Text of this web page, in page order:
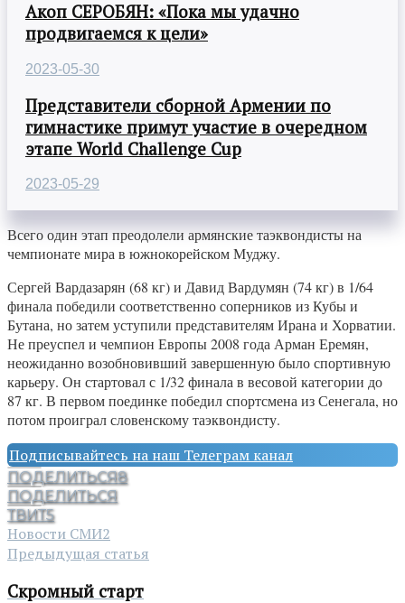
Акоп СЕРОБЯН: «Пока мы удачно
продвигаемся к цели»
2023-05-30
Представители сборной Армении по
гимнастике примут участие в очередном
этапе World Challenge Cup
2023-05-29
Всего один этап преодолели армянские таэквондисты на
чемпионате мира в южнокорейском Муджу.
Сергей Вардазарян (68 кг) и Давид Вардумян (74 кг) в 1/64
финала победили соответственно соперников из Кубы и
Бутана, но затем уступили представителям Ирана и Хорватии.
Не преуспел и чемпион Европы 2008 года Арман Еремян,
неожиданно возобновивший завершенную было спортивную
карьеру. Он стартовал с 1/32 финала в весовой категории до
87 кг. В первом поединке победил спортсмена из Сенегала, но
потом проиграл словенскому таэквондисту.
Подписывайтесь на наш Телеграм канал
ПОДЕЛИТЬСЯ8
ПОДЕЛИТЬСЯ
ТВИТ5
Новости СМИ2
Предыдущая статья
Скромный старт